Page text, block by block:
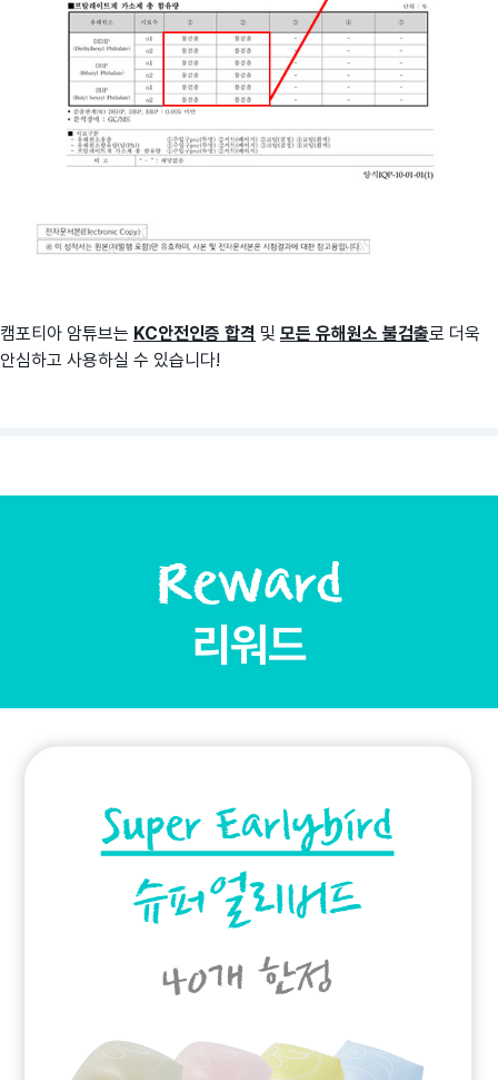
캠포티아 암튜브는 KC안전인증 합격 및 모든 유해원소 불검출로 더욱
안심하고 사용하실 수 있습니다!